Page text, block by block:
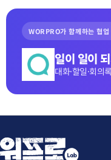
WORPRO가 함께하는 협업
일이 일이
대화·할일·회의